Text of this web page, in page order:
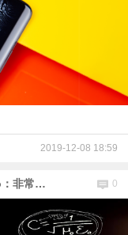
2019-12-08 18:59
我前后刷了 6 万元买 16 英寸 MacBook Pro：非常恼火！ 0